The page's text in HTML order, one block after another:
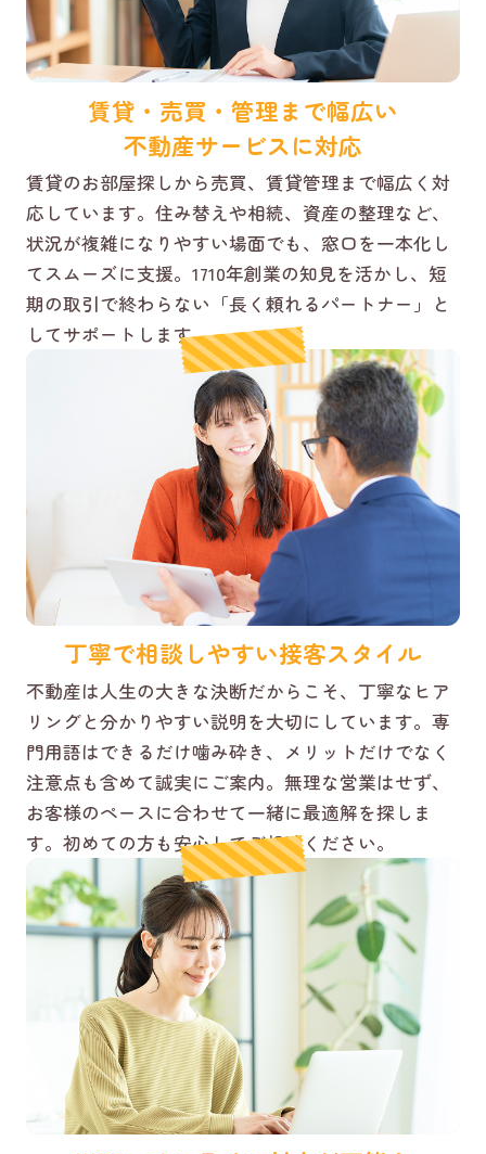
賃貸・売買・管理まで幅広い
不動産サービスに対応
賃貸のお部屋探しから売買、賃貸管理まで幅広く対
応しています。住み替えや相続、資産の整理など、
状況が複雑になりやすい場面でも、窓口を一本化し
てスムーズに支援。1710年創業の知見を活かし、短
期の取引で終わらない「長く頼れるパートナー」と
してサポートします。
丁寧で相談しやすい接客スタイル
不動産は人生の大きな決断だからこそ、丁寧なヒア
リングと分かりやすい説明を大切にしています。専
門用語はできるだけ噛み砕き、メリットだけでなく
注意点も含めて誠実にご案内。無理な営業はせず、
お客様のペースに合わせて一緒に最適解を探しま
す。初めての方も安心してご相談ください。